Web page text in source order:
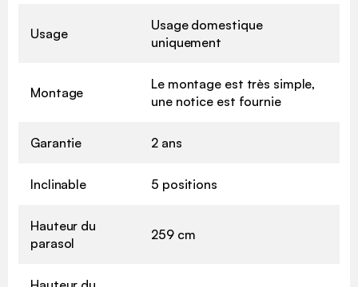
Usage
Usage domestique
uniquement
Montage
Le montage est très simple,
une notice est fournie
Garantie 2 ans
Inclinable 5 positions
Hauteur du
parasol
259 cm